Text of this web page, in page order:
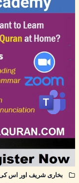
بخاری شریف اور اس